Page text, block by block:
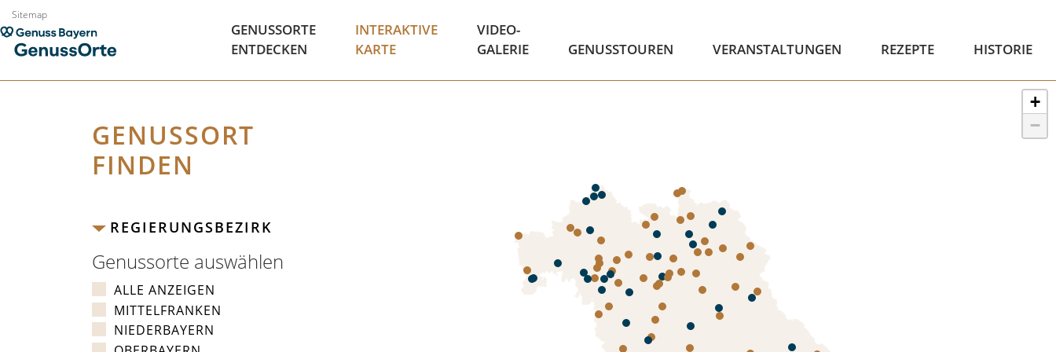
Zum
Inhalt
springen
Sitemap
GENUSSORTE
ENTDECKEN
INTERAKTIVE
KARTE
VIDEO-
GALERIE
GENUSSTOUREN VERANSTALTUNGEN REZEPTE HISTORIE
GENUSSORT
FINDEN
REGIERUNGSBEZIRK
Genussorte auswählen
ALLE ANZEIGEN
MITTELFRANKEN
NIEDERBAYERN
+
−